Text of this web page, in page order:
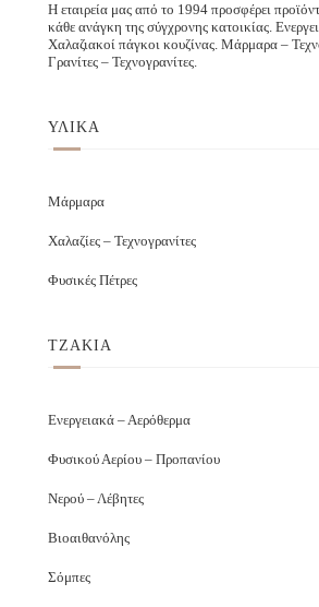
Η εταιρεία μας από το 1994 προσφέρει
κάθε ανάγκη της σύγχρονης κατοικίας.
Χαλαζιακοί πάγκοι κουζίνας. Μάρμαρα –
Γρανίτες – Τεχνογρανίτες.
ΥΛΙΚΑ
Μάρμαρα
Χαλαζίες – Τεχνογρανίτες
Φυσικές Πέτρες
ΤΖΑΚΙΑ
Ενεργειακά – Αερόθερμα
Φυσικού Αερίου – Προπανίου
Νερού – Λέβητες
Βιοαιθανόλης
Σόμπες